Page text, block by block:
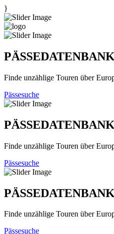
}
PÄSSEDATENBANK
Finde unzählige Touren über
Pässesuche
PÄSSEDATENBANK
Finde unzählige Touren über
Pässesuche
PÄSSEDATENBANK
Finde unzählige Touren über
Pässesuche